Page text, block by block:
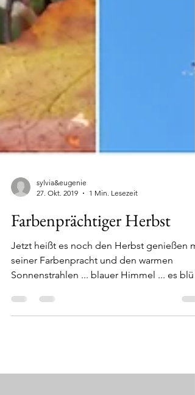
sylvia&eugenie
27. Okt. 2019
1 Min. Lesezeit
Farbenprächtiger Herbst
Jetzt heißt es noch den Herbst genießen
seiner Farbenpracht und den warmen